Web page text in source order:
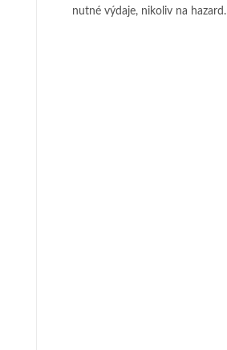
nutné výdaje, nikoliv na hazard.